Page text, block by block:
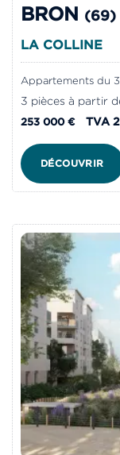
BRON (69)
LA COLLINE
Appartements du
3 pièces à partir
253 000 € TVA
DÉCOUVRIR